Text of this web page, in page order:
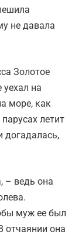
не давала
Золотое
на
море, как
летит
догадалась,
– ведь она
муж ее был
отчаянии она